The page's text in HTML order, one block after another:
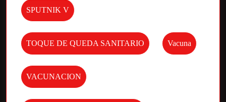
SPUTNIK V
TOQUE DE QUEDA SANITARIO Vacuna
VACUNACION